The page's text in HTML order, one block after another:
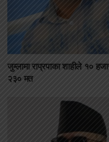
जुम्लामा राप्रपाका शाहीले १०
२३० मत